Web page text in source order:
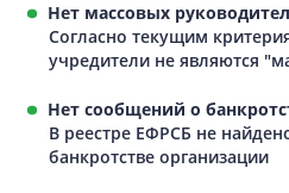
Нет массовых
Согласно текущим
учредители не являются
Нет сообщений о
В реестре ЕФРСБ не
банкротстве организации